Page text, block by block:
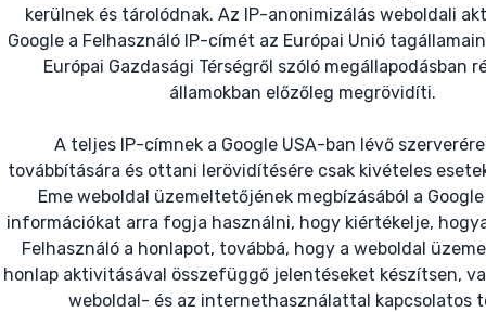
kerülnek és tárolódnak. Az IP-anonimizálás weboldali
Google a Felhasználó IP-címét az Európai Unió
Európai Gazdasági Térségről szóló megállapodásban
államokban előzőleg megrövidíti.
A teljes IP-címnek a Google USA-ban lévő
továbbítására és ottani lerövidítésére csak kivételes
Eme weboldal üzemeltetőjének megbízásából a
információkat arra fogja használni, hogy kiértékelje,
Felhasználó a honlapot, továbbá, hogy a weboldal
honlap aktivitásával összefüggő jelentéseket készítsen,
weboldal- és az internethasználattal kapcsolatos